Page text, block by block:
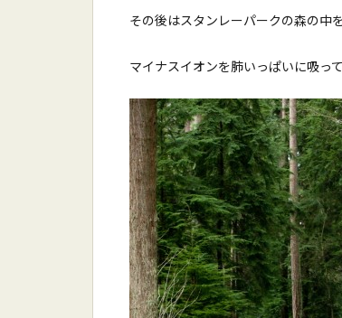
その後はスタンレーパークの森の中
マイナスイオンを肺いっぱいに吸っ